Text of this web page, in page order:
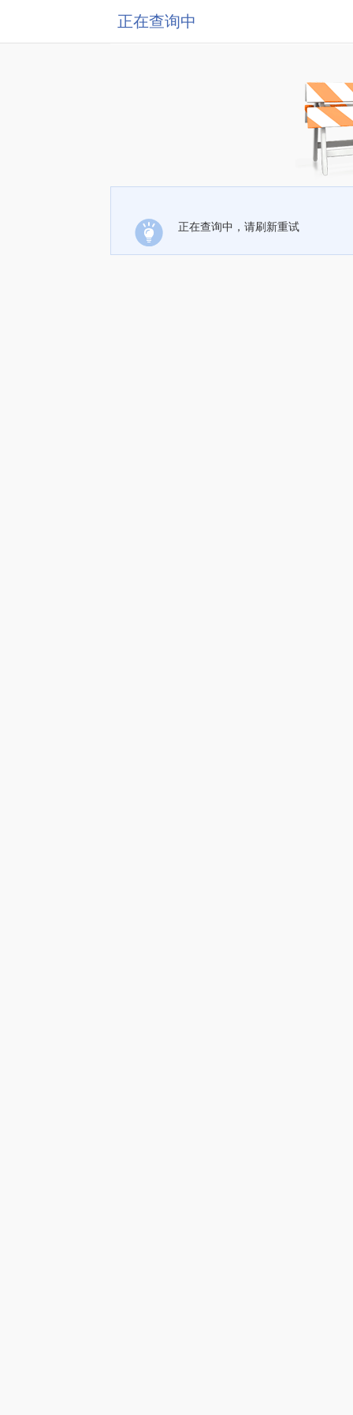
正在查询中
正在查询中，请刷新重试